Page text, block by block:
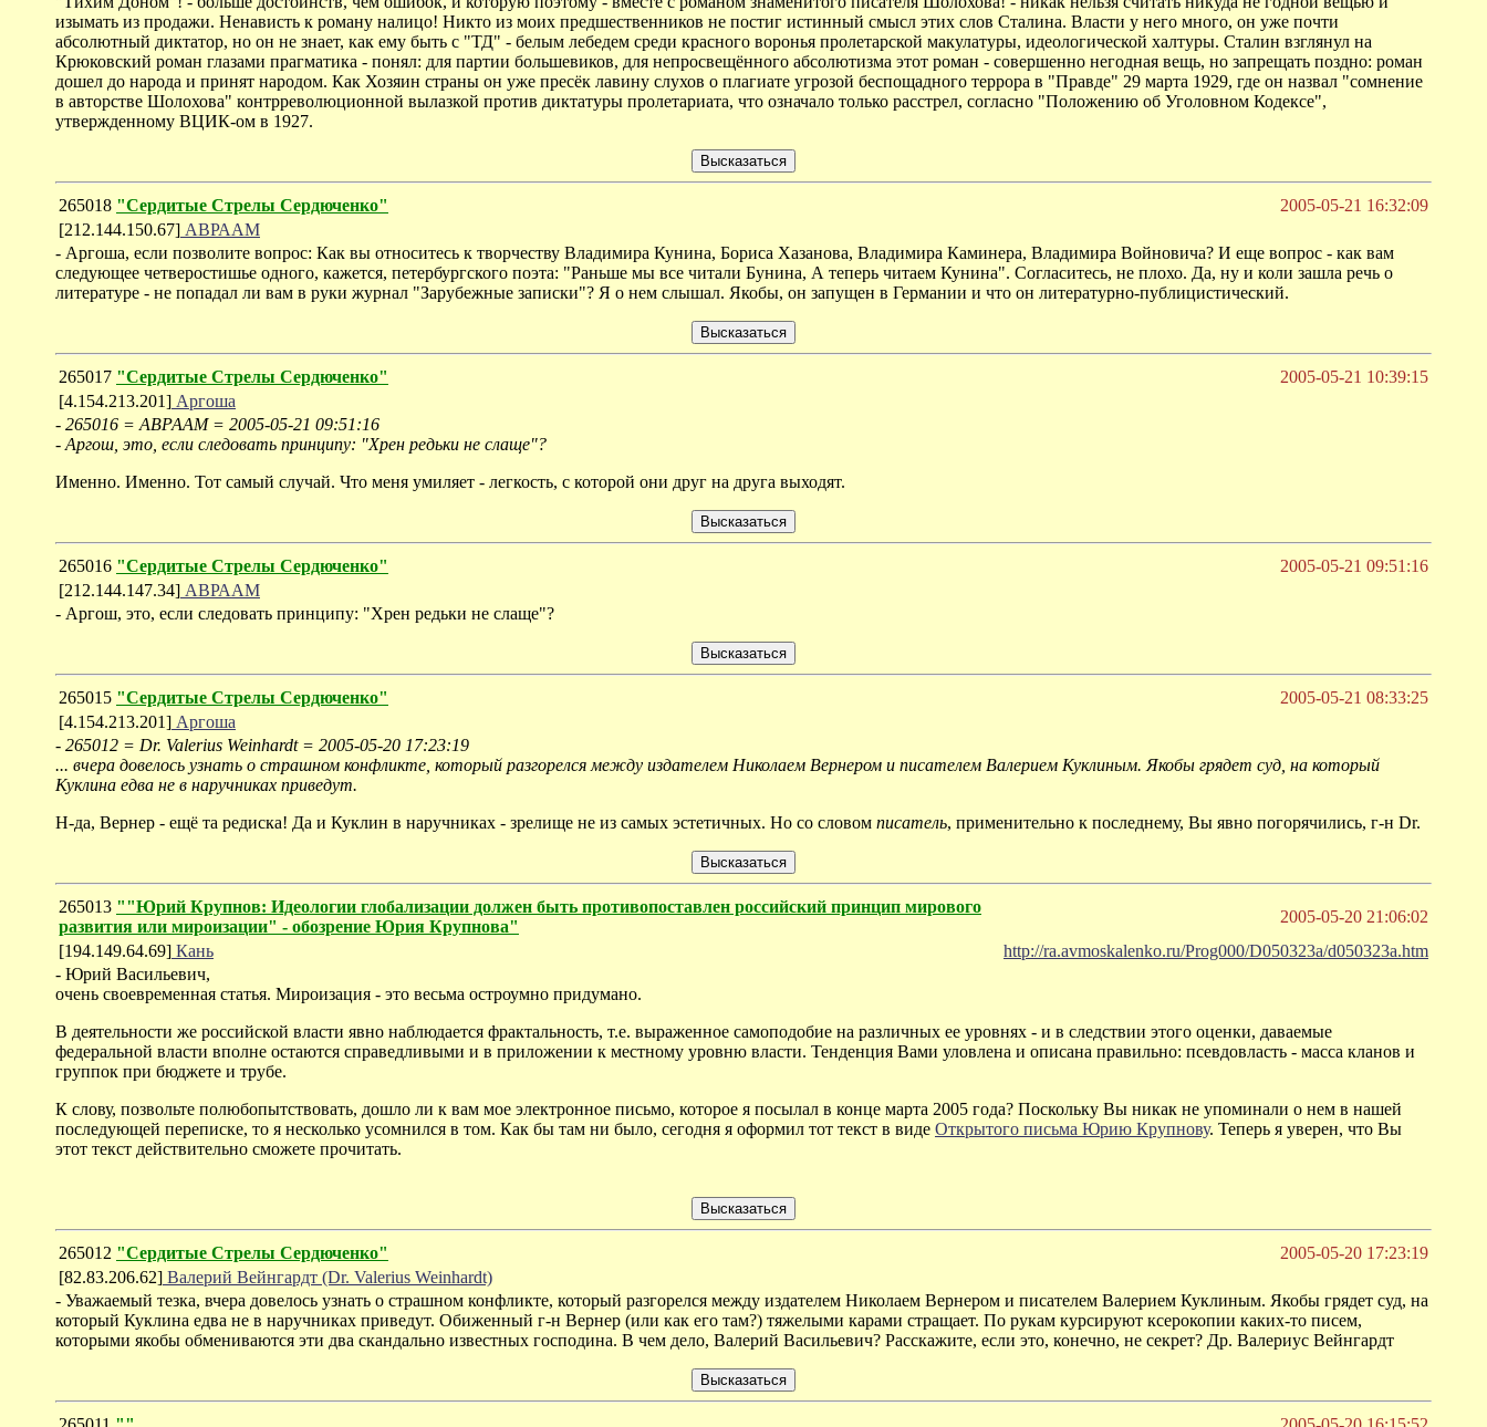
изымать из продажи. Ненависть к роману налицо! Никто из моих предшественников не постиг истинный смысл этих слов Сталина. Власти у него много, он уже почти
абсолютный диктатор, но он не знает, как ему быть с "ТД" - белым лебедем среди красного воронья пролетарской макулатуры, идеологической халтуры. Сталин взглянул на
Крюковский роман глазами прагматика - понял: для партии большевиков, для непросвещённого абсолютизма этот роман - совершенно негодная вещь, но запрещать поздно: роман
дошел до народа и принят народом. Как Хозяин страны он уже пресёк лавину слухов о плагиате угрозой беспощадного террора в "Правде" 29 марта 1929, где он назвал "сомнение
в авторстве Шолохова" контрреволюционной вылазкой против диктатуры пролетариата, что означало только расстрел, согласно "Положению об Уголовном Кодексе",
утвержденному ВЦИК-ом в 1927.
265018 "Сердитые Стрелы Сердюченко"
2005-05-21 16:32:09
[212.144.150.67] АВРААМ
- Аргоша, если позволите вопрос: Как вы относитесь к творчеству Владимира Кунина, Бориса Хазанова, Владимира Каминера, Владимира Войновича? И еще вопрос - как вам
следующее четверостишье одного, кажется, петербургского поэта: "Раньше мы все читали Бунина, А теперь читаем Кунина". Согласитесь, не плохо. Да, ну и коли зашла речь о
литературе - не попадал ли вам в руки журнал "Зарубежные записки"? Я о нем слышал. Якобы, он запущен в Германии и что он литературно-публицистический.
265017 "Сердитые Стрелы Сердюченко"
2005-05-21 10:39:15
[4.154.213.201] Аргоша
- 265016 = АВРААМ = 2005-05-21 09:51:16
- Аргош, это, если следовать принципу: "Хрен редьки не слаще"?
Именно. Именно. Тот самый случай. Что меня умиляет - легкость, с которой они друг на друга выходят.
265016 "Сердитые Стрелы Сердюченко"
2005-05-21 09:51:16
[212.144.147.34] АВРААМ
- Аргош, это, если следовать принципу: "Хрен редьки не слаще"?
265015 "Сердитые Стрелы Сердюченко"
2005-05-21 08:33:25
[4.154.213.201] Аргоша
- 265012 = Dr. Valerius Weinhardt = 2005-05-20 17:23:19
... вчера довелось узнать о страшном конфликте, который разгорелся между издателем Николаем Вернером и писателем Валерием Куклиным. Якобы грядет суд, на который
Куклина едва не в наручниках приведут.
Н-да, Вернер - ещё та редиска! Да и Куклин в наручниках - зрелище не из самых эстетичных. Но со словом писатель, применительно к последнему, Вы явно погорячились, г-н Dr.
265013 ""Юрий Крупнов: Идеологии глобализации должен быть противопоставлен российский принцип мирового
развития или мироизации" - обозрение Юрия Крупнова"
2005-05-20 21:06:02
[194.149.64.69] Кань
http://ra.avmoskalenko.ru/Prog000/D050323a/d050323a.htm
- Юрий Васильевич,
очень своевременная статья. Мироизация - это весьма остроумно придумано.
В деятельности же российской власти явно наблюдается фрактальность, т.е. выраженное самоподобие на различных ее уровнях - и в следствии этого оценки, даваемые
федеральной власти вполне остаются справедливыми и в приложении к местному уровню власти. Тенденция Вами уловлена и описана правильно: псевдовласть - масса кланов и
группок при бюджете и трубе.
К слову, позвольте полюбопытствовать, дошло ли к вам мое электронное письмо, которое я посылал в конце марта 2005 года? Поскольку Вы никак не упоминали о нем в нашей
последующей переписке, то я несколько усомнился в том. Как бы там ни было, сегодня я оформил тот текст в виде Открытого письма Юрию Крупнову. Теперь я уверен, что Вы
этот текст действительно сможете прочитать.
265012 "Сердитые Стрелы Сердюченко"
2005-05-20 17:23:19
[82.83.206.62] Валерий Вейнгардт (Dr. Valerius Weinhardt)
- Уважаемый тезка, вчера довелось узнать о страшном конфликте, который разгорелся между издателем Николаем Вернером и писателем Валерием Куклиным. Якобы грядет суд, на
который Куклина едва не в наручниках приведут. Обиженный г-н Вернер (или как его там?) тяжелыми карами стращает. По рукам курсируют ксерокопии каких-то писем,
которыми якобы обмениваются эти два скандально известных господина. В чем дело, Валерий Васильевич? Расскажите, если это, конечно, не секрет? Др. Валериус Вейнгардт